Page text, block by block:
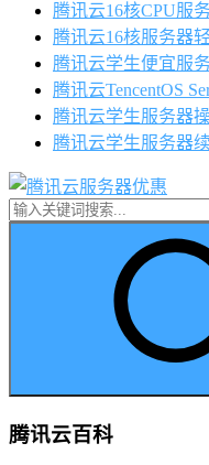
腾讯云16核CPU服
腾讯云16核服务器
腾讯云学生便宜服
腾讯云TencentOS
腾讯云学生服务器
腾讯云学生服务器
腾讯云百科